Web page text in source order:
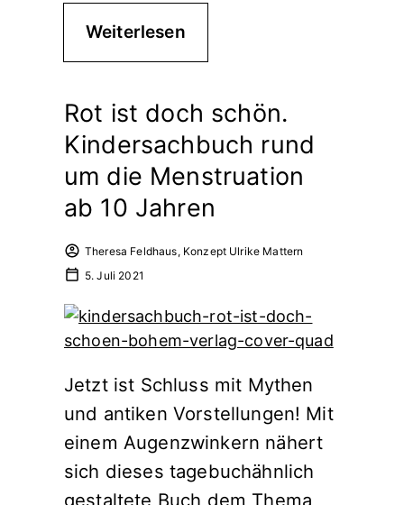
Weiterlesen
Rot ist doch schön.
Kindersachbuch rund
um die Menstruation
ab 10 Jahren
Theresa Feldhaus, Konzept Ulrike Mattern
5. Juli 2021
Jetzt ist Schluss mit Mythen
und antiken Vorstellungen! Mit
einem Augenzwinkern nähert
sich dieses tagebuchähnlich
gestaltete Buch dem Thema